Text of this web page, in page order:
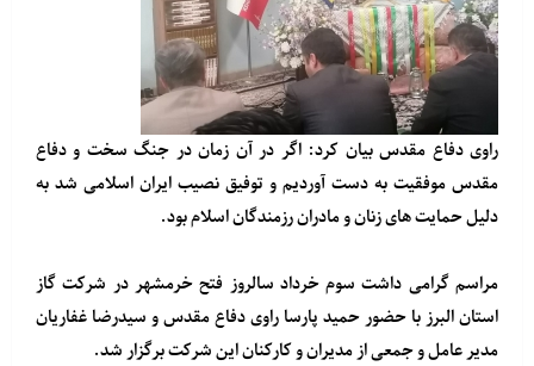
راوی دفاع مقدس بیان کرد: اگر در آن زمان در جنگ سخت و دفاع
مقدس موفقیت به دست آوردیم و توفیق نصیب ایران اسلامی شد به
دلیل حمایت های زنان و مادران رزمندگان اسلام بود.
مراسم گرامی داشت سوم خرداد سالروز فتح خرمشهر در شرکت گاز
استان البرز با حضور حمید پارسا راوی دفاع مقدس و سیدرضا غفاریان
مدیر عامل و جمعی از مدیران و کارکنان این شرکت برگزار شد.